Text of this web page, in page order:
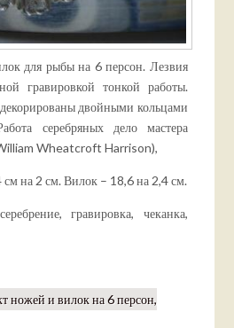
для рыбы на 6 персон. Лезвия
гравировкой тонкой работы.
двойными кольцами
серебряных дело мастера
Wheatcroft Harrison),
на 2 см. Вилок – 18,6 на 2,4 см.
гравировка, чеканка,
ножей и вилок на 6 персон,